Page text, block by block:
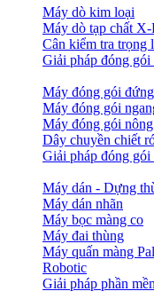
Máy dò kim loại
Máy dò tạp chất
Cân kiểm tra trọng
Giải pháp đóng gói
Máy đóng gói đứng
Máy đóng gói
Máy đóng gói nông
Dây chuyền chiết
Giải pháp đóng gói
Máy dán - Dựng
Máy dán nhãn
Máy bọc màng co
Máy đai thùng
Máy quấn màng
Robotic
Giải pháp phần